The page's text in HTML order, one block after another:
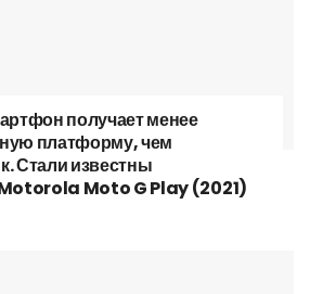
получает менее
платформу, чем
Стали известны
Moto G Play (2021)